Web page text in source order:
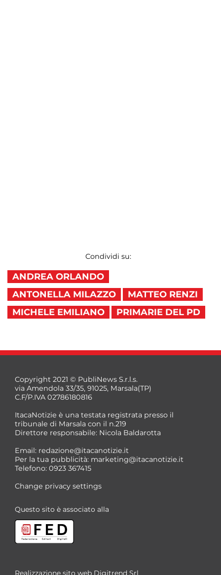
Condividi su:
ANDREA ORLANDO
ANTONELLA MILAZZO
MATTEO RENZI
MICHELE EMILIANO
PRIMARIE DEL PD
Copyright 2021 © PubliNews S.r.l.s.
via Amendola 33/35, 91025, Marsala(TP)
C.F/P.IVA 02786180816
ItacaNotizie è una testata registrata presso il
tribunale di Marsala con il n.219
Direttore responsabile: Nicola Baldarotta
Email: redazione@itacanotizie.it
Per la tua pubblicità: marketing@itacanotizie.it
Telefono: 0923 367415
Change privacy settings
Questo sito è associato alla
Realizzazione sito web Digitrend Srl